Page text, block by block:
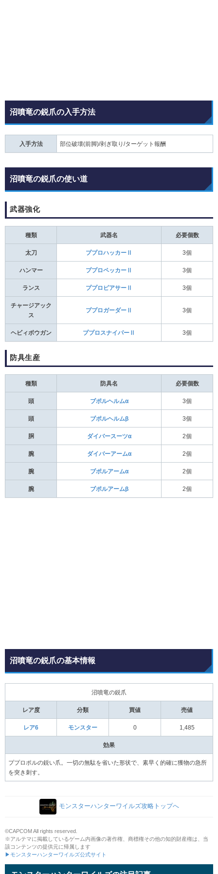
沼噴竜の鋭爪の入手方法
入手方法 部位破壊(前脚)/剥ぎ取り/ターゲット報酬
沼噴竜の鋭爪の使い道
武器強化
種類 武器名 必要個数
太刀 ププロハッカーⅡ 3個
ハンマー ププロペッカーⅡ 3個
ランス ププロピアサーⅡ 3個
チャージアック
ス
ププロガーダーⅡ 3個
ヘビィボウガン ププロスナイパーⅡ 3個
防具生産
種類 防具名 必要個数
頭 ブポルヘルムα 3個
頭 ブポルヘルムβ 3個
胴 ダイバースーツα 2個
腕 ダイバーアームα 2個
腕 ブポルアームα 2個
腕 ブポルアームβ 2個
沼噴竜の鋭爪の基本情報
沼噴竜の鋭爪
レア度 分類 買値 売値
レア6 モンスター 0 1,485
効果
ププロポルの鋭い爪。一切の無駄を省いた形状で、素早く的確に獲物の急所
を突き刺す。
モンスターハンターワイルズ攻略トップへ
©CAPCOM All rights reserved.
※アルテマに掲載しているゲーム内画像の著作権、商標権その他の知的財産権は、当
該コンテンツの提供元に帰属します
▶モンスターハンターワイルズ公式サイト